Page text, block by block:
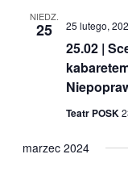
NIEDZ.
25
25.02 |
25 lutego,
Teatr POSK
marzec 2024